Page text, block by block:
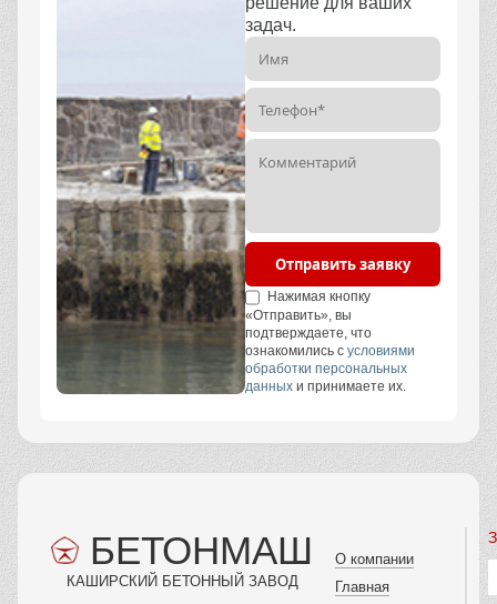
задач.
Отправить заявку
Нажимая кнопку
«Отправить», вы
подтверждаете, что
ознакомились с условиями
обработки персональных
данных и принимаете их.
БЕТОНМАШ
КАШИРСКИЙ БЕТОННЫЙ ЗАВОД
О компании
Главная